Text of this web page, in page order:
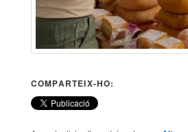
COMPARTEIX-HO: